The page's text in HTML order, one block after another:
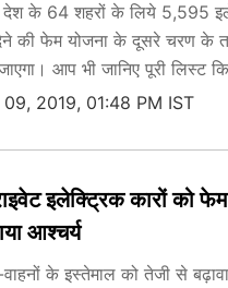
के 64 शहरों के लिये 5,595
की फेम योजना के दूसरे चरण के
आप भी जानिए पूरी लिस्ट
2019, 01:48 PM IST
इलेक्ट्रिक कारों को
आश्‍चर्य
वाहनों के इस्तेमाल को तेजी से